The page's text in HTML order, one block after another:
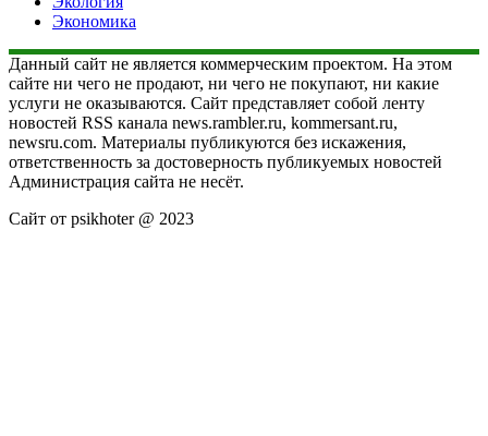
Экономика
Данный сайт не является коммерческим проектом. На этом
сайте ни чего не продают, ни чего не покупают, ни какие
услуги не оказываются. Сайт представляет собой ленту
новостей RSS канала news.rambler.ru, kommersant.ru,
newsru.com. Материалы публикуются без искажения,
ответственность за достоверность публикуемых новостей
Администрация сайта не несёт.
Сайт от psikhoter @ 2023